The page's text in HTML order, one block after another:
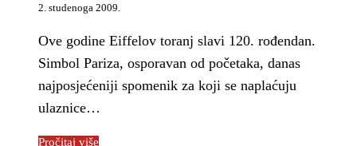
2. studenoga 2009.
Ove godine Eiffelov toranj slavi 120. rođendan.
Simbol Pariza, osporavan od početaka, danas
najposjećeniji spomenik za koji se naplaćuju
ulaznice…
Pročitaj više